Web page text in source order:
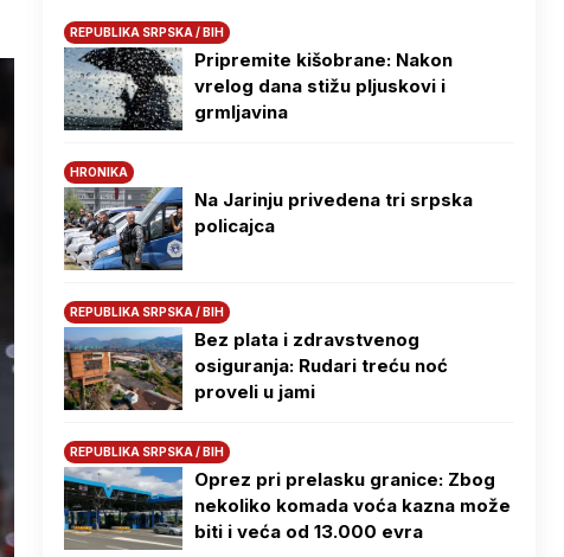
REPUBLIKA SRPSKA / BIH
Pripremite kišobrane: Nakon
vrelog dana stižu pljuskovi i
grmljavina
HRONIKA
Na Јarinju privedena tri srpska
policajca
REPUBLIKA SRPSKA / BIH
Bez plata i zdravstvenog
osiguranja: Rudari treću noć
proveli u jami
REPUBLIKA SRPSKA / BIH
Oprez pri prelasku granice: Zbog
nekoliko komada voća kazna može
biti i veća od 13.000 evra